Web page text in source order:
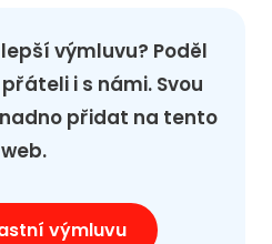
výmluvu? Poděl
i s námi. Svou
přidat na tento
web.
výmluvu